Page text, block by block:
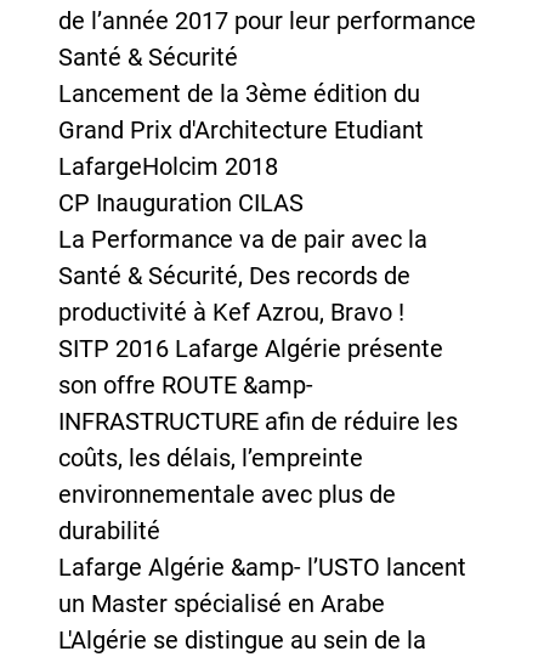
de l’année 2017 pour leur performance
Santé & Sécurité
Lancement de la 3ème édition du
Grand Prix d'Architecture Etudiant
LafargeHolcim 2018
CP Inauguration CILAS
La Performance va de pair avec la
Santé & Sécurité, Des records de
productivité à Kef Azrou, Bravo !
SITP 2016 Lafarge Algérie présente
son offre ROUTE &amp-
INFRASTRUCTURE afin de réduire les
coûts, les délais, l’empreinte
environnementale avec plus de
durabilité
Lafarge Algérie &amp- l’USTO lancent
un Master spécialisé en Arabe
L'Algérie se distingue au sein de la